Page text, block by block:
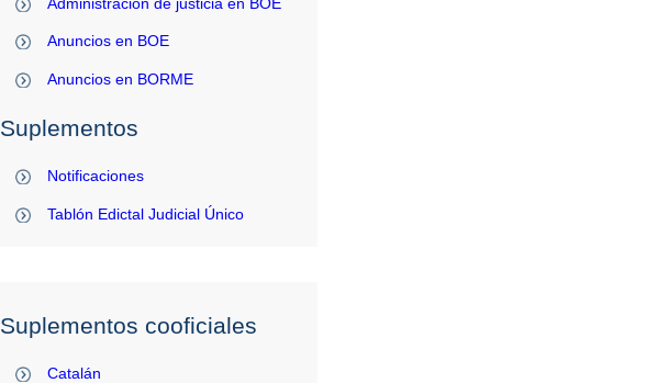
Anuncios en BOE
Anuncios en BORME
Suplementos
Notificaciones
Tablón Edictal Judicial Único
Suplementos cooficiales
Catalán